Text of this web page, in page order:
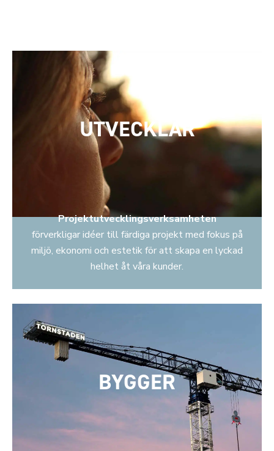
UTVECKLAR
Projektutvecklingsverksamheten
förverkligar idéer till färdiga projekt med fokus på
miljö, ekonomi och estetik för att skapa en lyckad
helhet åt våra kunder.
BYGGER